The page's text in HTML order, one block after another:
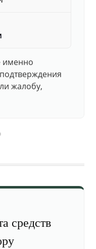
именно
жалобу,
и списания в
средств